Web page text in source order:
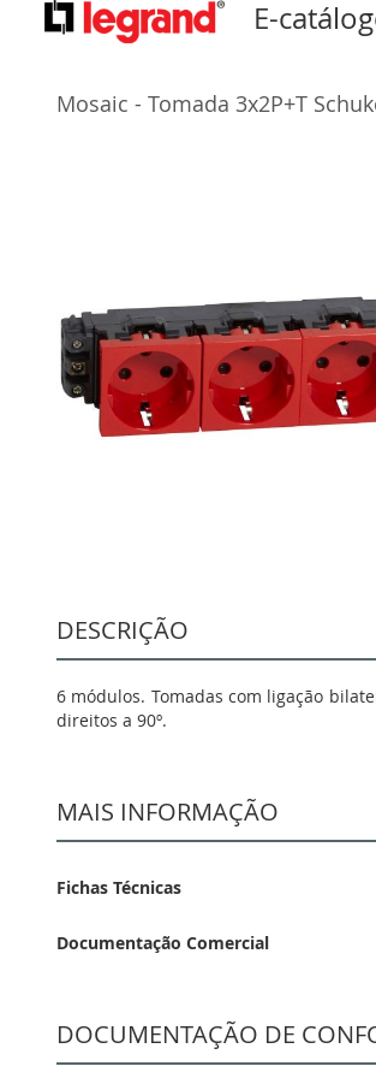
E-
Mosaic - Tomada 3x2P+T
DESCRIÇÃO
6 módulos. Tomadas com ligação
direitos a 90º.
MAIS INFORMAÇÃO
Fichas Técnicas
Documentação Comercial
DOCUMENTAÇÃO DE